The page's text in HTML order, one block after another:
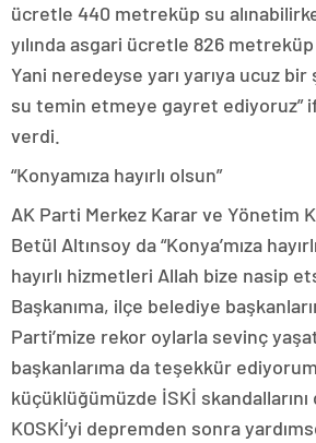
ücretle 440 metreküp su
yılında asgari ücretle 826 metreküp
Yani neredeyse yarı yarıya ucuz
su temin etmeye gayret ediyoruz”
verdi.
“Konyamıza hayırlı olsun”
AK Parti Merkez Karar ve Yönetim
Betül Altınsoy da “Konya’mıza
hayırlı hizmetleri Allah bize nasip
Başkanıma, ilçe belediye
Parti’mize rekor oylarla sevinç
başkanlarıma da teşekkür
küçüklüğümüzde İSKİ
KOSKİ’yi depremden sonra